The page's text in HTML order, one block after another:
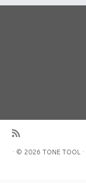
· © 2026 TONE TOOL ·